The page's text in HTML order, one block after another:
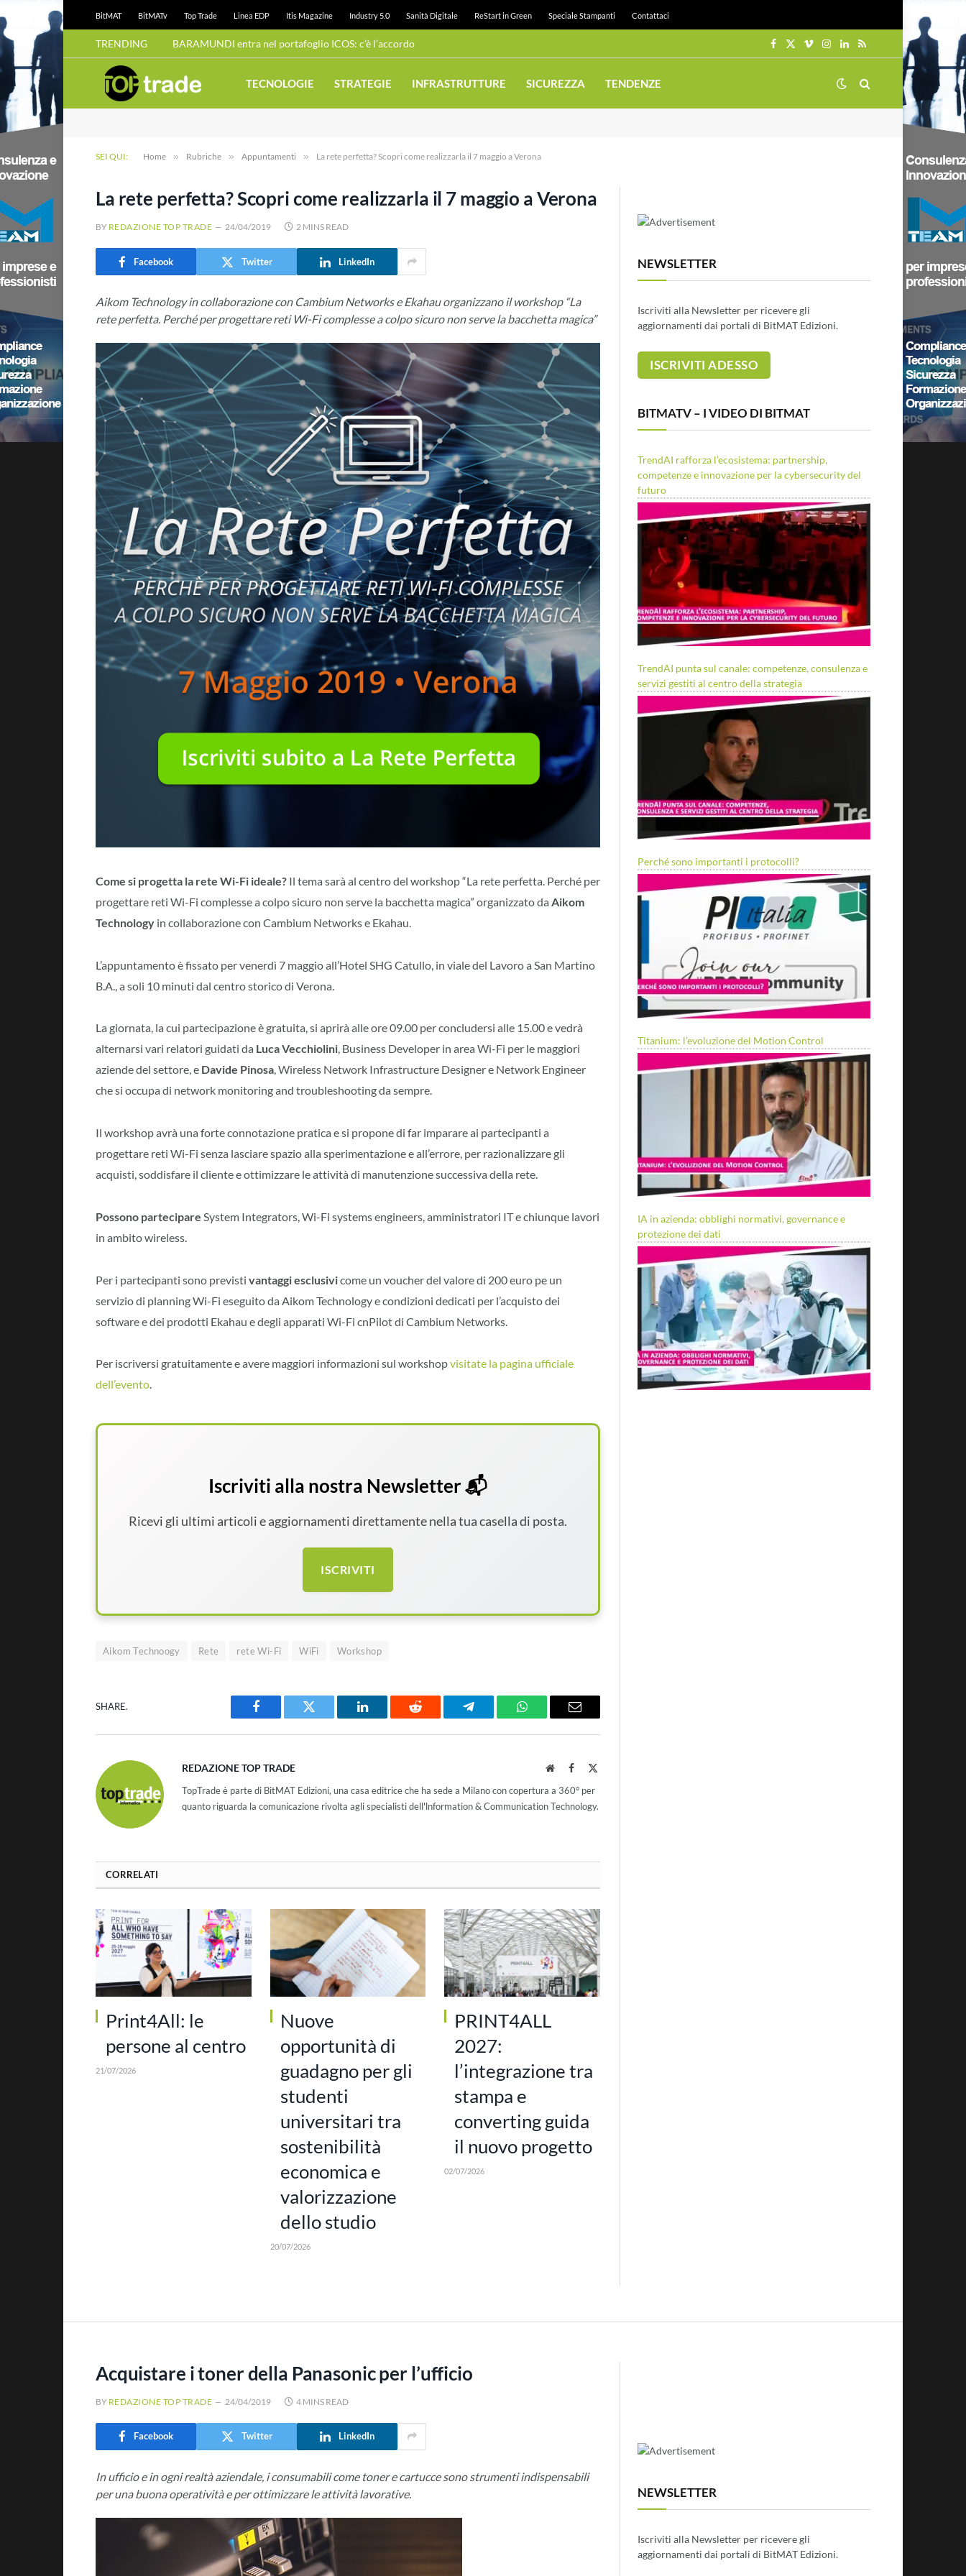
BitMAT BitMATv Top Trade Linea EDP Itis Magazine Industry 5.0 Sanità Digitale ReStart in Green Speciale Stampanti Contattaci
TRENDING BARAMUNDI entra nel portafoglio ICOS: c’è l’accordo
Facebook
X
VimeoInstagram
LinkedIn
RSS
TECNOLOGIE STRATEGIE INFRASTRUTTURE SICUREZZA TENDENZE
SEI QUI: Home » Rubriche » Appuntamenti » La rete perfetta? Scopri come realizzarla il 7 maggio a Verona
La rete perfetta? Scopri come realizzarla il 7 maggio a Verona
BY REDAZIONE TOP TRADE 24/04/2019 2 MINS READ
Facebook Twitter LinkedIn
Aikom Technology in collaborazione con Cambium Networks e Ekahau organizzano il workshop “La
rete perfetta. Perché per progettare reti Wi-Fi complesse a colpo sicuro non serve la bacchetta magica”
Come si progetta la rete Wi-Fi ideale? Il tema sarà al centro del workshop “La rete perfetta. Perché per
progettare reti Wi-Fi complesse a colpo sicuro non serve la bacchetta magica” organizzato da Aikom
Technology in collaborazione con Cambium Networks e Ekahau.
L’appuntamento è fissato per venerdì 7 maggio all’Hotel SHG Catullo, in viale del Lavoro a San Martino
B.A., a soli 10 minuti dal centro storico di Verona.
La giornata, la cui partecipazione è gratuita, si aprirà alle ore 09.00 per concludersi alle 15.00 e vedrà
alternarsi vari relatori guidati da Luca Vecchiolini, Business Developer in area Wi-Fi per le maggiori
aziende del settore, e Davide Pinosa, Wireless Network Infrastructure Designer e Network Engineer
che si occupa di network monitoring and troubleshooting da sempre.
Il workshop avrà una forte connotazione pratica e si propone di far imparare ai partecipanti a
progettare reti Wi-Fi senza lasciare spazio alla sperimentazione e all’errore, per razionalizzare gli
acquisti, soddisfare il cliente e ottimizzare le attività di manutenzione successiva della rete.
Possono partecipare System Integrators, Wi-Fi systems engineers, amministratori IT e chiunque lavori
in ambito wireless.
Per i partecipanti sono previsti vantaggi esclusivicome un voucher del valore di 200 euro pe un
servizio di planning Wi-Fi eseguito da Aikom Technology e condizioni dedicati per l’acquisto dei
software e dei prodotti Ekahau e degli apparati Wi-Fi cnPilot di Cambium Networks.
Per iscriversi gratuitamente e avere maggiori informazioni sul workshopvisitate la pagina ufficiale
dell’evento.
Iscriviti alla nostra Newsletter 📬
Ricevi gli ultimi articoli e aggiornamenti direttamente nella tua casella di posta.
ISCRIVITI
Aikom Technoogy Rete rete Wi-Fi WiFi Workshop
SHARE.
Facebook Twitter LinkedIn Reddit Telegram WhatsAppEmail
REDAZIONE TOP TRADE WebsiteFacebook
TopTrade è parte di BitMAT Edizioni, una casa editrice che ha sede a Milano con copertura a 360° per
quanto riguarda la comunicazione rivolta agli specialisti dell'lnformation & Communication Technology.
CORRELATI
Print4All: le
persone al centro
21/07/2026
Nuove
opportunità di
guadagno per gli
studenti
universitari tra
sostenibilità
economica e
valorizzazione
dello studio
20/07/2026
PRINT4ALL
2027:
l’integrazione tra
stampa e
converting guida
il nuovo progetto
02/07/2026
NEWSLETTER
Iscriviti alla Newsletter per ricevere gli
aggiornamenti dai portali di BitMAT Edizioni.
BITMATV – I VIDEO DI BITMAT
TrendAI rafforza l’ecosistema: partnership,
competenze e innovazione per la cybersecurity del
futuro
TrendAI punta sul canale: competenze, consulenza e
servizi gestiti al centro della strategia
Perché sono importanti i protocolli?
Titanium: l’evoluzione del Motion Control
IA in azienda: obblighi normativi, governance e
protezione dei dati
Acquistare i toner della Panasonic per l’ufficio
BY REDAZIONE TOP TRADE 24/04/2019 4 MINS READ
Facebook Twitter LinkedIn
In ufficio e in ogni realtà aziendale, i consumabili come toner e cartucce sono strumenti indispensabili
per una buona operatività e per ottimizzare le attività lavorative.
NEWSLETTER
Iscriviti alla Newsletter per ricevere gli
aggiornamenti dai portali di BitMAT Edizioni.